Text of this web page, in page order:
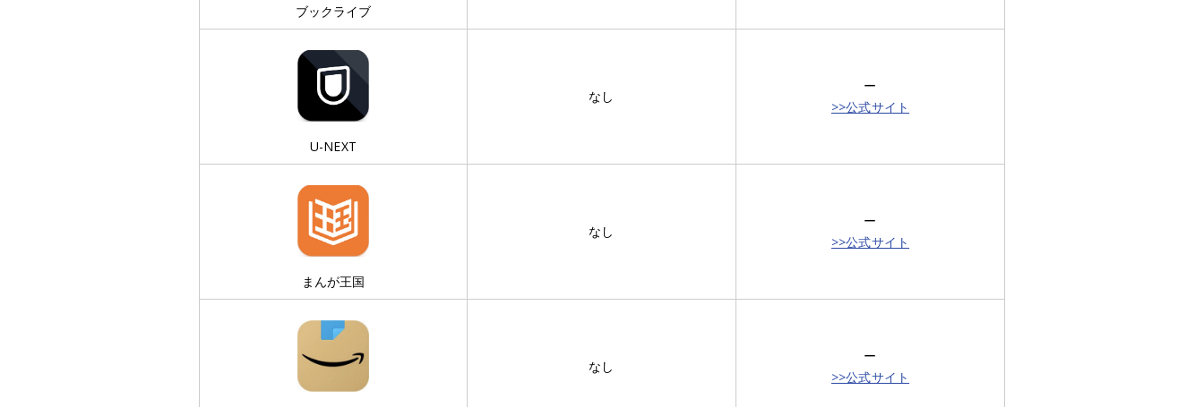
ブックライブ
U-NEXT
なし
ー
>>公式サイト
まんが王国
なし
ー
>>公式サイト
なし
ー
>>公式サイト